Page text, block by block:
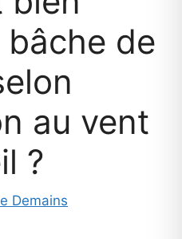
de
au vent
?
Demains